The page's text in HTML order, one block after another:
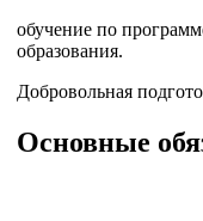
обучение по
образования.
Добровольная
Основные